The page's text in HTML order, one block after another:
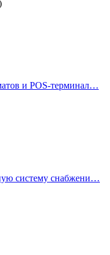
и POS-терминал…
систему снабжени…